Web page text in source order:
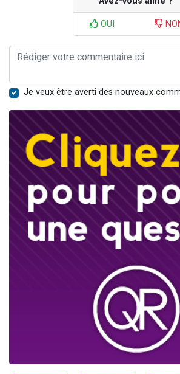
OUI
Je veux être averti des nouveaux